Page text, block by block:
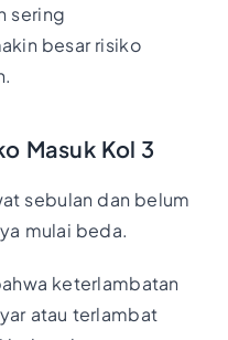
sering
besar risiko
Masuk Kol 3
sebulan dan belum
mulai beda.
keterlambatan
atau terlambat